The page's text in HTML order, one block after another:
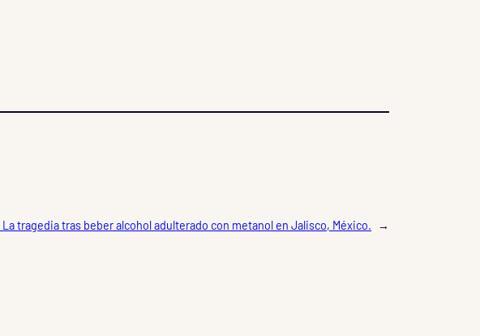
La tragedia tras beber alcohol adulterado con metanol en Jalisco, México. →